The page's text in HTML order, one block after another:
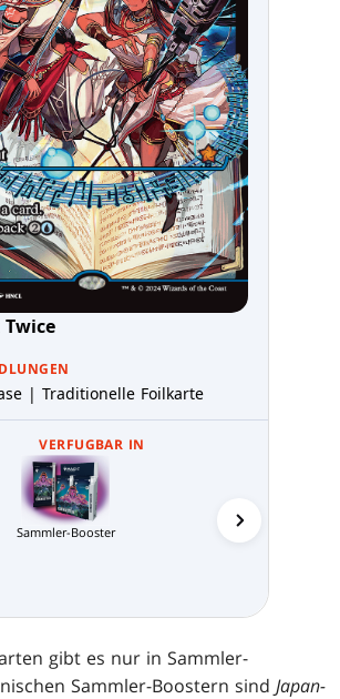
| Traditionelle Foilkarte
VERFUGBAR IN
Sammler-Booster
gibt es nur in Sammler-
Sammler-Boostern sindJapan-